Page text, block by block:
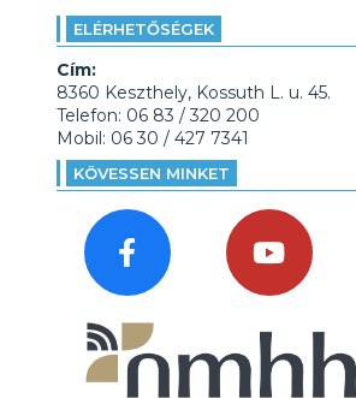
ELÉRHETŐSÉGEK
Cím:
8360 Keszthely, Kossuth L. u. 45.
Telefon: 06 83 / 320 200
Mobil: 06 30 / 427 7341
KÖVESSEN MINKET